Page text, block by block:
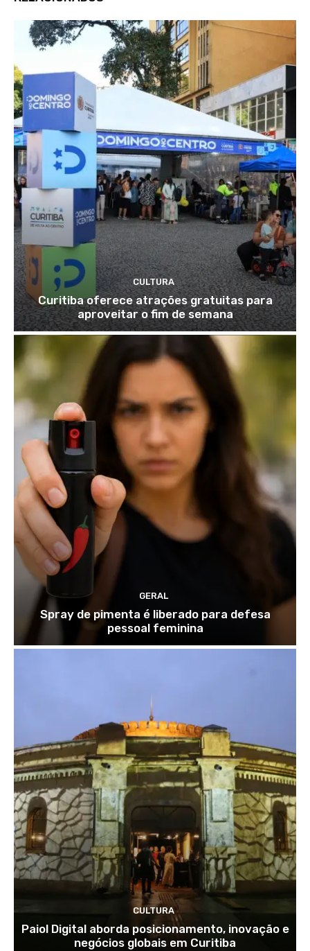
CULTURA
Curitiba oferece atrações gratuitas para
aproveitar o fim de semana
GERAL
Spray de pimenta é liberado para defesa
pessoal feminina
CULTURA
Paiol Digital aborda posicionamento, inovação e
negócios globais em Curitiba